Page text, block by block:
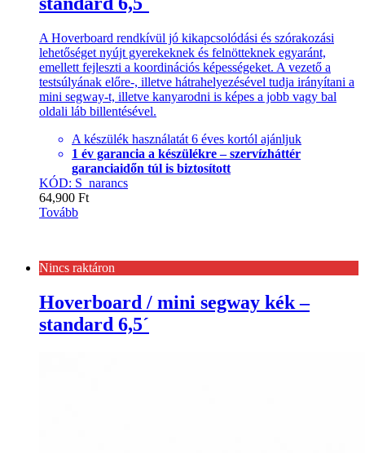
A Hoverboard rendkívül jó kikapcsolódási és szórakozási
lehetőséget nyújt gyerekeknek és felnötteknek egyaránt,
emellett fejleszti a koordinációs képességeket. A vezető a
testsúlyának előre-, illetve hátrahelyezésével tudja irányítani a
mini segway-t, illetve kanyarodni is képes a jobb vagy bal
oldali láb billentésével.
A készülék használatát 6 éves kortól ajánljuk
1 év garancia a készülékre – szervízháttér
garanciaidőn túl is biztosított
KÓD: S_narancs
64,900 Ft
Tovább
Nincs raktáron
Hoverboard / mini segway kék –
standard 6,5´